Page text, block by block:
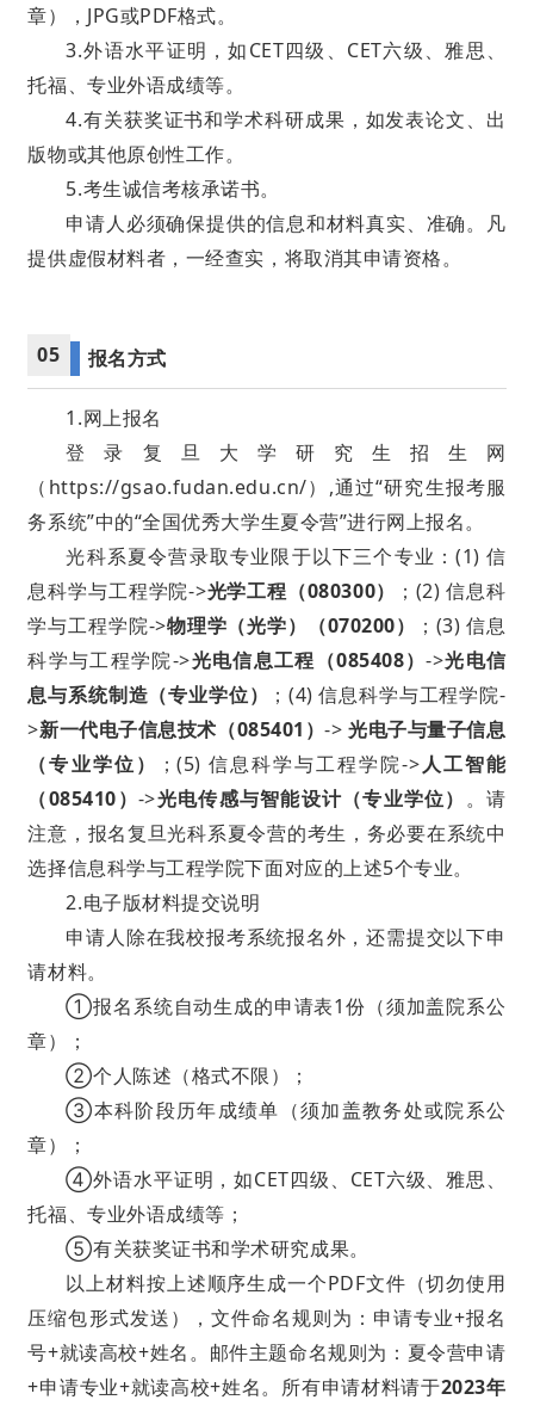
章），JPG或PDF格式。
3.外语水平证明，如CET四级、CET六级、雅思、
托福、专业外语成绩等。
4.有关获奖证书和学术科研成果，如发表论文、出
版物或其他原创性工作。
5.考生诚信考核承诺书。
申请人必须确保提供的信息和材料真实、准确。凡
提供虚假材料者，一经查实，将取消其申请资格。
05 报名方式
1.网上报名
登录复旦大学研究生招生网
（https://gsao.fudan.edu.cn/）,通过“研究生报考服
务系统”中的“全国优秀大学生夏令营”进行网上报名。
光科系夏令营录取专业限于以下三个专业：(1) 信
息科学与工程学院->光学工程（080300）
；(2) 信息科
学与工程学院->物理学（光学）（070200）
；(3) 信息
科学与工程学院->光电信息工程（085408）->光电信
息与系统制造（专业学位）
；(4) 信息科学与工程学院-
>新一代电子信息技术（085401）->光电子与量子信息
（专业学位）
；(5) 信息科学与工程学院->人工智能
（085410） ->光电传感与智能设计（专业学位） 。请
注意，报名复旦光科系夏令营的考生，务必要在系统中
选择信息科学与工程学院下面对应的上述5个专业。
2.电子版材料提交说明
申请人除在我校报考系统报名外，还需提交以下申
请材料。
①报名系统自动生成的申请表1份（须加盖院系公
章）；
②个人陈述（格式不限）；
③本科阶段历年成绩单（须加盖教务处或院系公
章）；
④外语水平证明，如CET四级、CET六级、雅思、
托福、专业外语成绩等；
⑤有关获奖证书和学术研究成果。
以上材料按上述顺序生成一个PDF文件（切勿使用
压缩包形式发送），文件命名规则为：申请专业+报名
号+就读高校+姓名。邮件主题命名规则为：夏令营申请
+申请专业+就读高校+姓名。所有申请材料请于2023年